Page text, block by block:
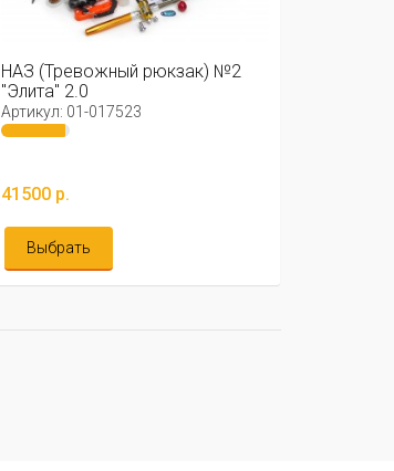
НАЗ (Тревожный рюкзак) №2
"Элита" 2.0
Артикул: 01-017523
41500 р.
Выбрать